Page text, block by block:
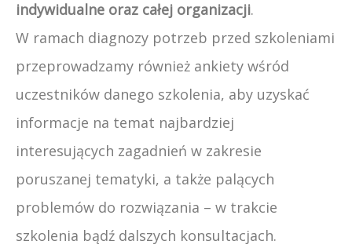
indywidualne oraz całej organizacji.
W ramach diagnozy potrzeb przed szkoleniami
przeprowadzamy również ankiety wśród
uczestników danego szkolenia, aby uzyskać
informacje na temat najbardziej
interesujących zagadnień w zakresie
poruszanej tematyki, a także palących
problemów do rozwiązania – w trakcie
szkolenia bądź dalszych konsultacjach.